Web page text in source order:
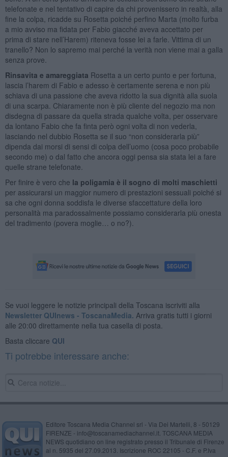
telefonate e nel tentativo di capire da chi provenissero in realtà, alla
fine la colpa, ricadde su Rosetta poiché perfino Marta (molto furba
a mio avviso ma fidata per Fabio giacché aveva accettato per
prima di stare nell’Harem) riteneva fosse lei a farle. Vittima di un
tranello? Non lo sapremo mai perché la verità non viene mai a galla
senza prove.
Rinsavita e amareggiata Rosetta a un certo punto e per fortuna,
lascia l’harem di Fabio e adesso è certamente serena e non più
schiava di una passione che aveva ridotto la sua dignità alla suola
di una scarpa. Chiaramente non è più cliente del negozio ma non
disdegna di passare da quella strada qualche volta, per osservare
da lontano Fabio che fa finta però ogni volta di non vederla,
lasciando nel dubbio Rosetta se il suo “non considerarla più”
dipenda dai morsi di sensi di colpa dell’uomo (cosa poco probabile
secondo me) o dal fatto che ancora oggi pensa sia stata lei a fare
quelle strane telefonate.
Per finire è vero che la poligamia è il sogno di molti maschietti
per assicurarsi un maggior numero di prestazioni sessuali poiché si
sa che ogni donna soddisfa le diverse sfaccettature della loro
personalità ma paradossalmente possiamo considerarla più onesta
del tradimento (povera moglie… o no?).
Se vuoi leggere le notizie principali della Toscana iscriviti alla
Newsletter QUInews - ToscanaMedia. Arriva gratis tutti i giorni
alle 20:00 direttamente nella tua casella di posta.
Basta cliccare QUI
Ti potrebbe interessare anche:
Editore Toscana Media Channel srl - Via Dei Martelli, 8 - 50129
FIRENZE - info@toscanamediachannel.it. TOSCANA MEDIA
NEWS quotidiano on line registrato presso il Tribunale di Firenze
al n. 5935 del 27.09.2013. Iscrizione ROC 22105 - C.F. e P.Iva